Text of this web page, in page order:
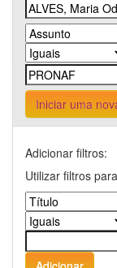
Iniciar uma
Adicionar filtros:
Utilizar filtros